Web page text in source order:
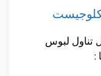
تناول لبوس
: